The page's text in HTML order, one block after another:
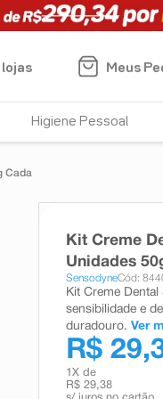
lojas
Meus
Higiene Pessoal
Cada
Kit Creme
Unidades
SensodyneCód:
Kit Creme
sensibilidade e
duradouro. Ver
R$
1 X de
R$ 29,38